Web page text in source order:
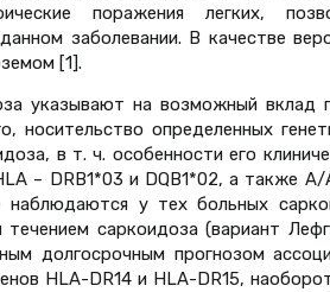
поражения легких,
заболевании. В качестве
[1].
указывают на возможный вклад
носительство определенных
в т. ч. особенности его
– DRB1*03 и DQB1*02, а также
у тех больных
саркоидоза (вариант
долгосрочным прогнозом
HLA-DR14 и HLA-DR15,